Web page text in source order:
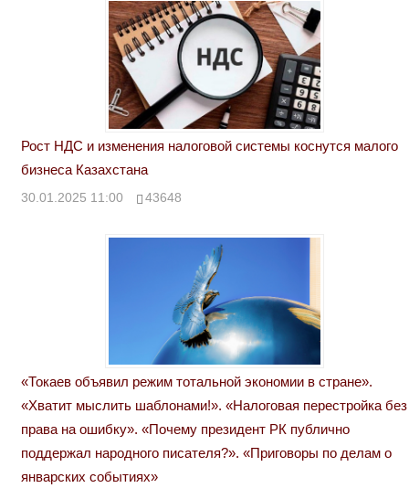
Рост НДС и изменения налоговой системы коснутся малого
бизнеса Казахстана
30.01.2025 11:00 43648
«Токаев объявил режим тотальной экономии в стране».
«Хватит мыслить шаблонами!». «Налоговая перестройка без
права на ошибку». «Почему президент РК публично
поддержал народного писателя?». «Приговоры по делам о
январских событиях»